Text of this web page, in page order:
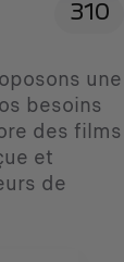
310
une
besoins
des films
et
de